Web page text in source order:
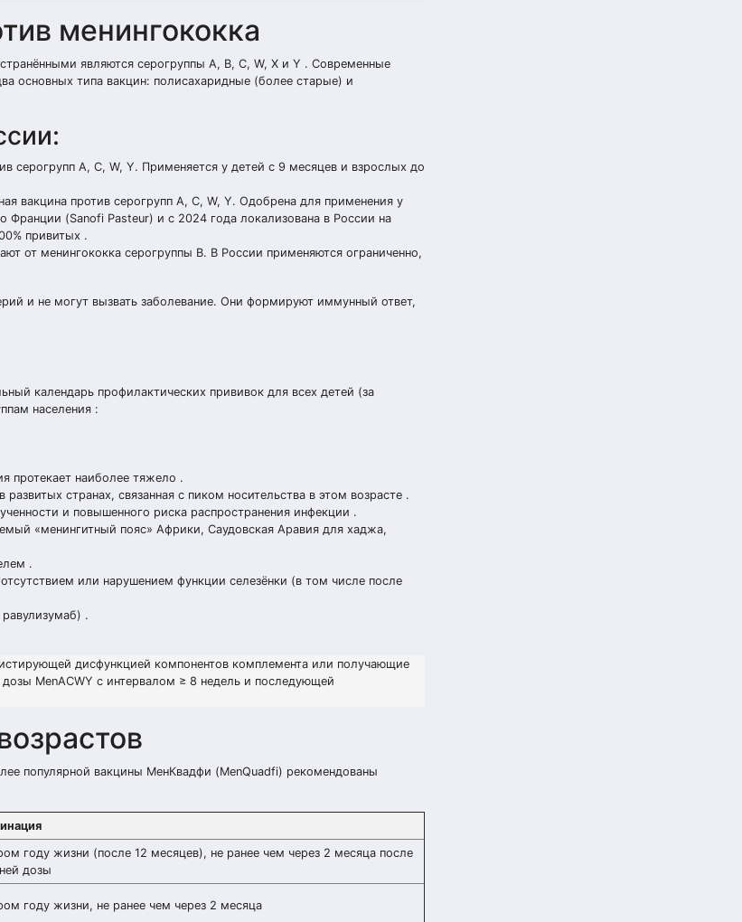
менингококка
являются серогруппы A, B, C, W, X и Y . Современные
основных типа вакцин: полисахаридные (более старые) и
серогрупп A, C, W, Y. Применяется у детей с 9 месяцев и взрослых до
вакцина против серогрупп A, C, W, Y. Одобрена для применения у
Франции (Sanofi Pasteur) и с 2024 года локализована в России на
привитых .
от менингококка серогруппы B. В России применяются ограниченно,
и не могут вызвать заболевание. Они формируют иммунный ответ,
календарь профилактических прививок для всех детей (за
населения :
протекает наиболее тяжело .
странах, связанная с пиком носительства в этом возрасте .
и повышенного риска распространения инфекции .
«менингитный пояс» Африки, Саудовская Аравия для хаджа,
.
или нарушением функции селезёнки (в том числе после
.
дисфункцией компонентов комплемента или получающие
MenACWY с интервалом ≥ 8 недель и последующей
популярной вакцины МенКвадфи (MenQuadfi) рекомендованы
году жизни (после 12 месяцев), не ранее чем через 2 месяца после
дозы
году жизни, не ранее чем через 2 месяца